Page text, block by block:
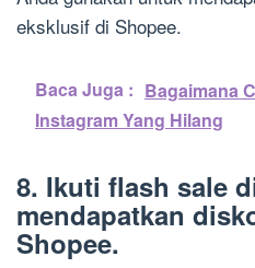
eksklusif di Shopee.
Baca Juga : Bagaimana
Instagram Yang Hilang
8. Ikuti flash sale
mendapatkan
Shopee.